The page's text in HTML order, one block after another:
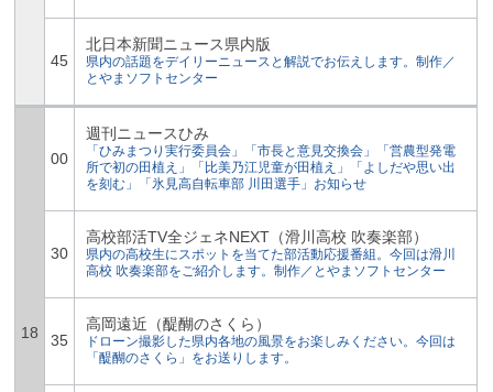
45
北日本新聞ニュース県内版
県内の話題をデイリーニュースと解説でお伝えします。制作／
とやまソフトセンター
18
00
週刊ニュースひみ
「ひみまつり実行委員会」「市長と意見交換会」「営農型発電
所で初の田植え」「比美乃江児童が田植え」「よしだや思い出
を刻む」「氷見高自転車部 川田選手」お知らせ
30
高校部活TV全ジェネNEXT（滑川高校 吹奏楽部）
県内の高校生にスポットを当てた部活動応援番組。今回は滑川
高校 吹奏楽部をご紹介します。制作／とやまソフトセンター
35
高岡遠近（醍醐のさくら）
ドローン撮影した県内各地の風景をお楽しみください。今回は
「醍醐のさくら」をお送りします。